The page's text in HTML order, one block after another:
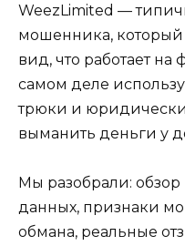
WeezLimited —
мошенника,
вид, что работает
самом деле
трюки и
выманить деньги у
Мы разобрали:
данных, признаки
обмана, реальные